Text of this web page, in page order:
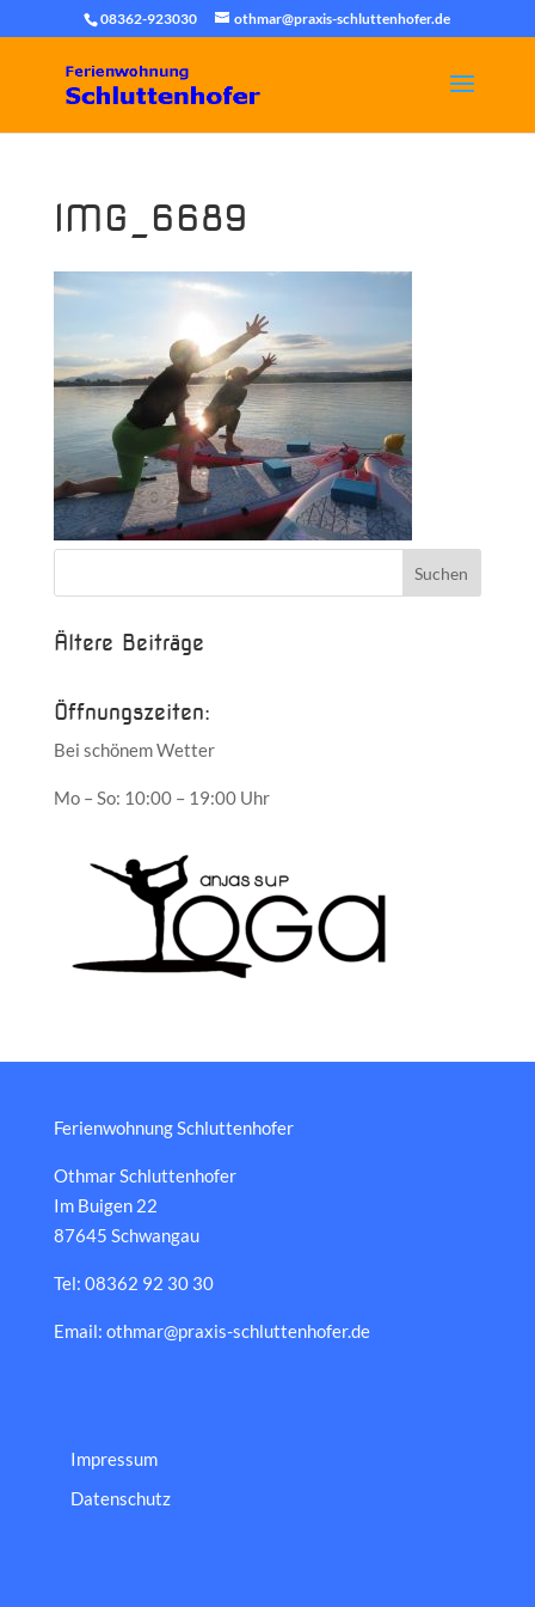
08362-923030 othmar@praxis-schluttenhofer.de
IMG_6689
Ältere Beiträge
Öffnungszeiten:
Bei schönem Wetter
Mo – So: 10:00 – 19:00 Uhr
Ferienwohnung Schluttenhofer
Othmar Schluttenhofer
Im Buigen 22
87645 Schwangau
Tel: 08362 92 30 30
Email: othmar@praxis-schluttenhofer.de
Impressum
Datenschutz